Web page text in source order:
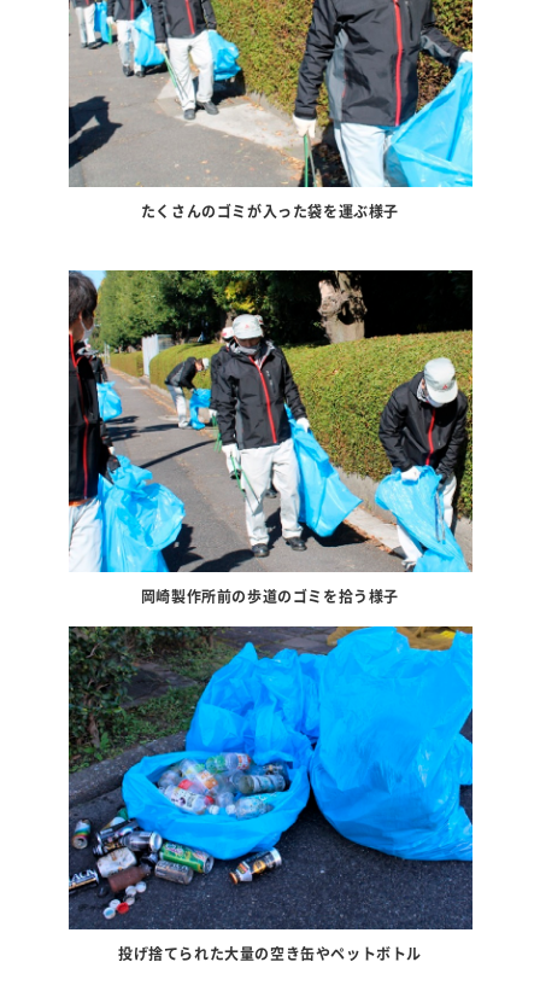
たくさんのゴミが入った袋を運ぶ様子
岡崎製作所前の歩道のゴミを拾う様子
投げ捨てられた大量の空き缶やペットボトル